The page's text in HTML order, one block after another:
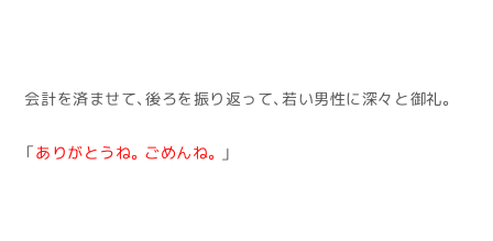
会計を済ませて、後ろを振り返って、若い男性に深々と御礼。
ありがとうね。ごめんね。 」